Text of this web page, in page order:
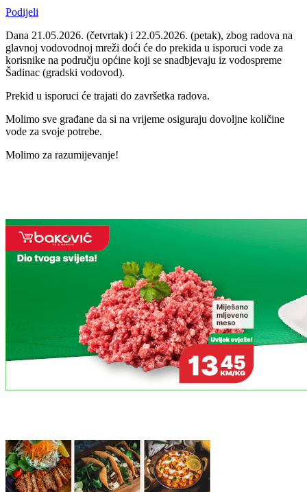
Podijeli
Dana 21.05.2026. (četvrtak) i 22.05.2026. (petak), zbog radova na
glavnoj vodovodnoj mreži doći će do prekida u isporuci vode za
korisnike na području općine koji se snadbjevaju iz vodospreme
Šadinac (gradski vodovod).
Prekid u isporuci će trajati do završetka radova.
Molimo sve građane da si na vrijeme osiguraju dovoljne količine
vode za svoje potrebe.
Molimo za razumijevanje!